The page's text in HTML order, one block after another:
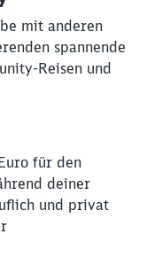
mit anderen
spannende
Reisen und
für den
deiner
und privat